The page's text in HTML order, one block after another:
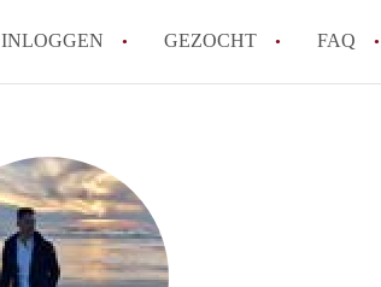
INLOGGEN GEZOCHT FAQ
Hoeveel kost het om te reageren op een
Wat is de privacyverklaring van
Berekent Kamersbreda